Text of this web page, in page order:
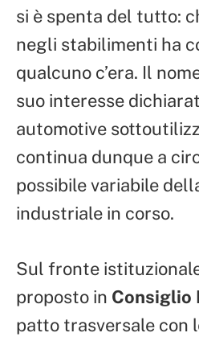
si è spenta del tutto:
negli stabilimenti ha
qualcuno c’era. Il
suo interesse
automotive
continua dunque a
possibile variabile
industriale in corso.
Sul fronte
proposto in Consiglio
patto trasversale con